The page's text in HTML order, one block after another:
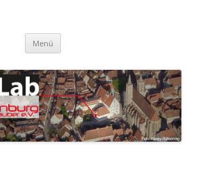
Menü